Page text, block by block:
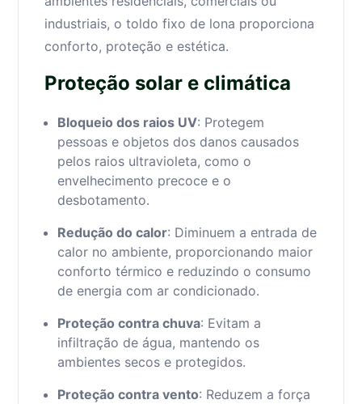
industriais, o toldo fixo de lona proporciona
conforto, proteção e estética.
Proteção solar e climática
Bloqueio dos raios UV: Protegem
pessoas e objetos dos danos causados
pelos raios ultravioleta, como o
envelhecimento precoce e o
desbotamento.
Redução do calor: Diminuem a entrada de
calor no ambiente, proporcionando maior
conforto térmico e reduzindo o consumo
de energia com ar condicionado.
Proteção contra chuva: Evitam a
infiltração de água, mantendo os
ambientes secos e protegidos.
Proteção contra vento: Reduzem a força